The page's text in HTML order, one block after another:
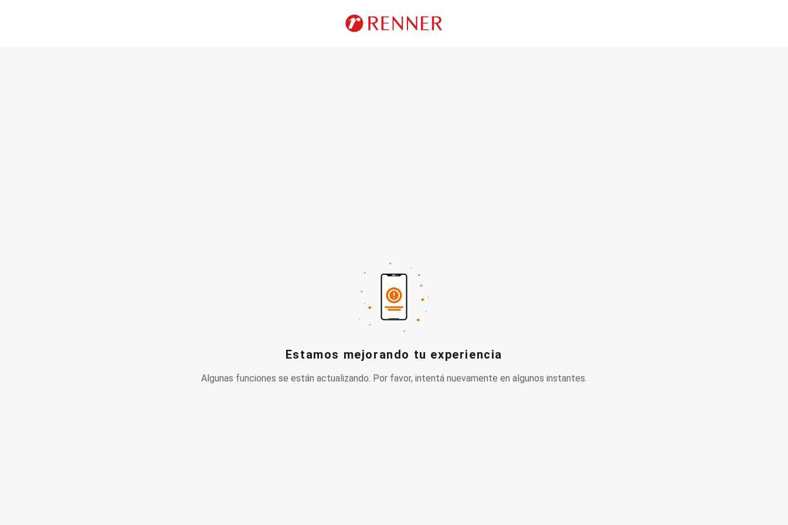
Estamos mejorando tu experiencia
Algunas funciones se están actualizando. Por favor, intentá nuevamente en algunos instantes.